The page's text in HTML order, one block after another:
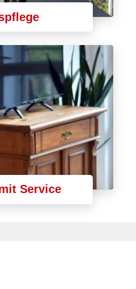
Service